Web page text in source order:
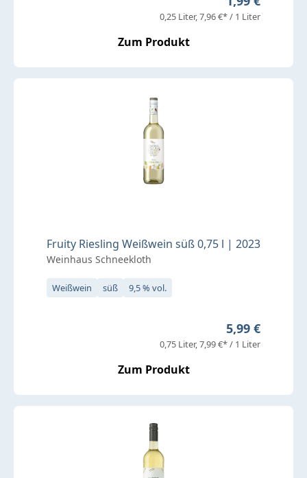
0,25 Liter 7,96 €* / 1 Liter
Zum Produkt
Fruity Riesling Weißwein süß 0,75 l | 2023
Weinhaus Schneekloth
Weißwein süß 9,5 % vol.
Regulärer
5,99 €
0,75 Liter 7,99 €* / 1 Liter
Zum Produkt